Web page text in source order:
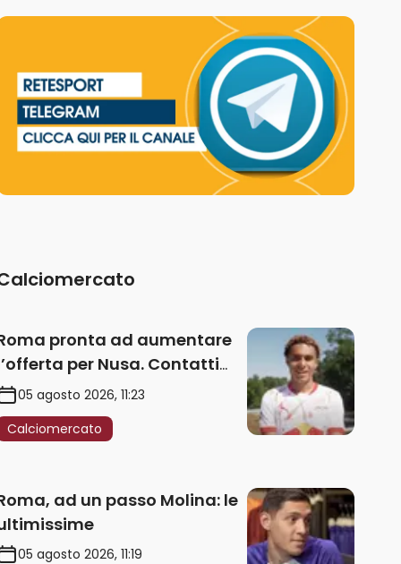
pronta ad aumentare
per Nusa. Contatti
per Fofana
05 agosto 2026, 11:23
Calciomercato
ad un passo Molina: le
05 agosto 2026, 11:19